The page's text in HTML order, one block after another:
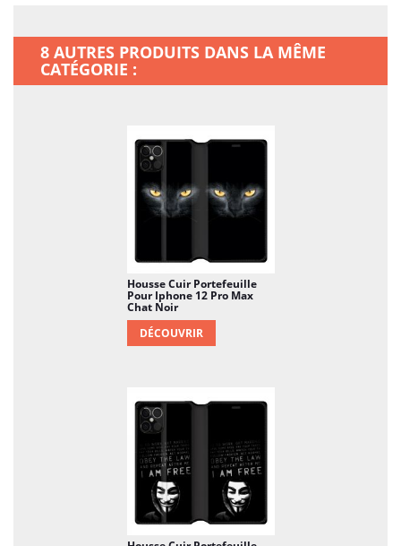
inconcevable que les touches de votre clavier se
bloquent, l'écran peut se féler, et aujourd'hui, vous
pouvez aussi tordre la Housse cuir portefeuille?
8 AUTRES PRODUITS DANS LA MÊME
CATÉGORIE :
Housse Cuir Portefeuille
Pour Iphone 12 Pro Max
Chat Noir
DÉCOUVRIR